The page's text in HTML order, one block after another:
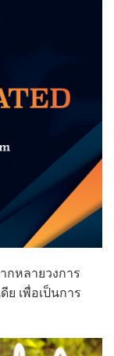
กหลายวงการ
ย เพื่อเป็นการ